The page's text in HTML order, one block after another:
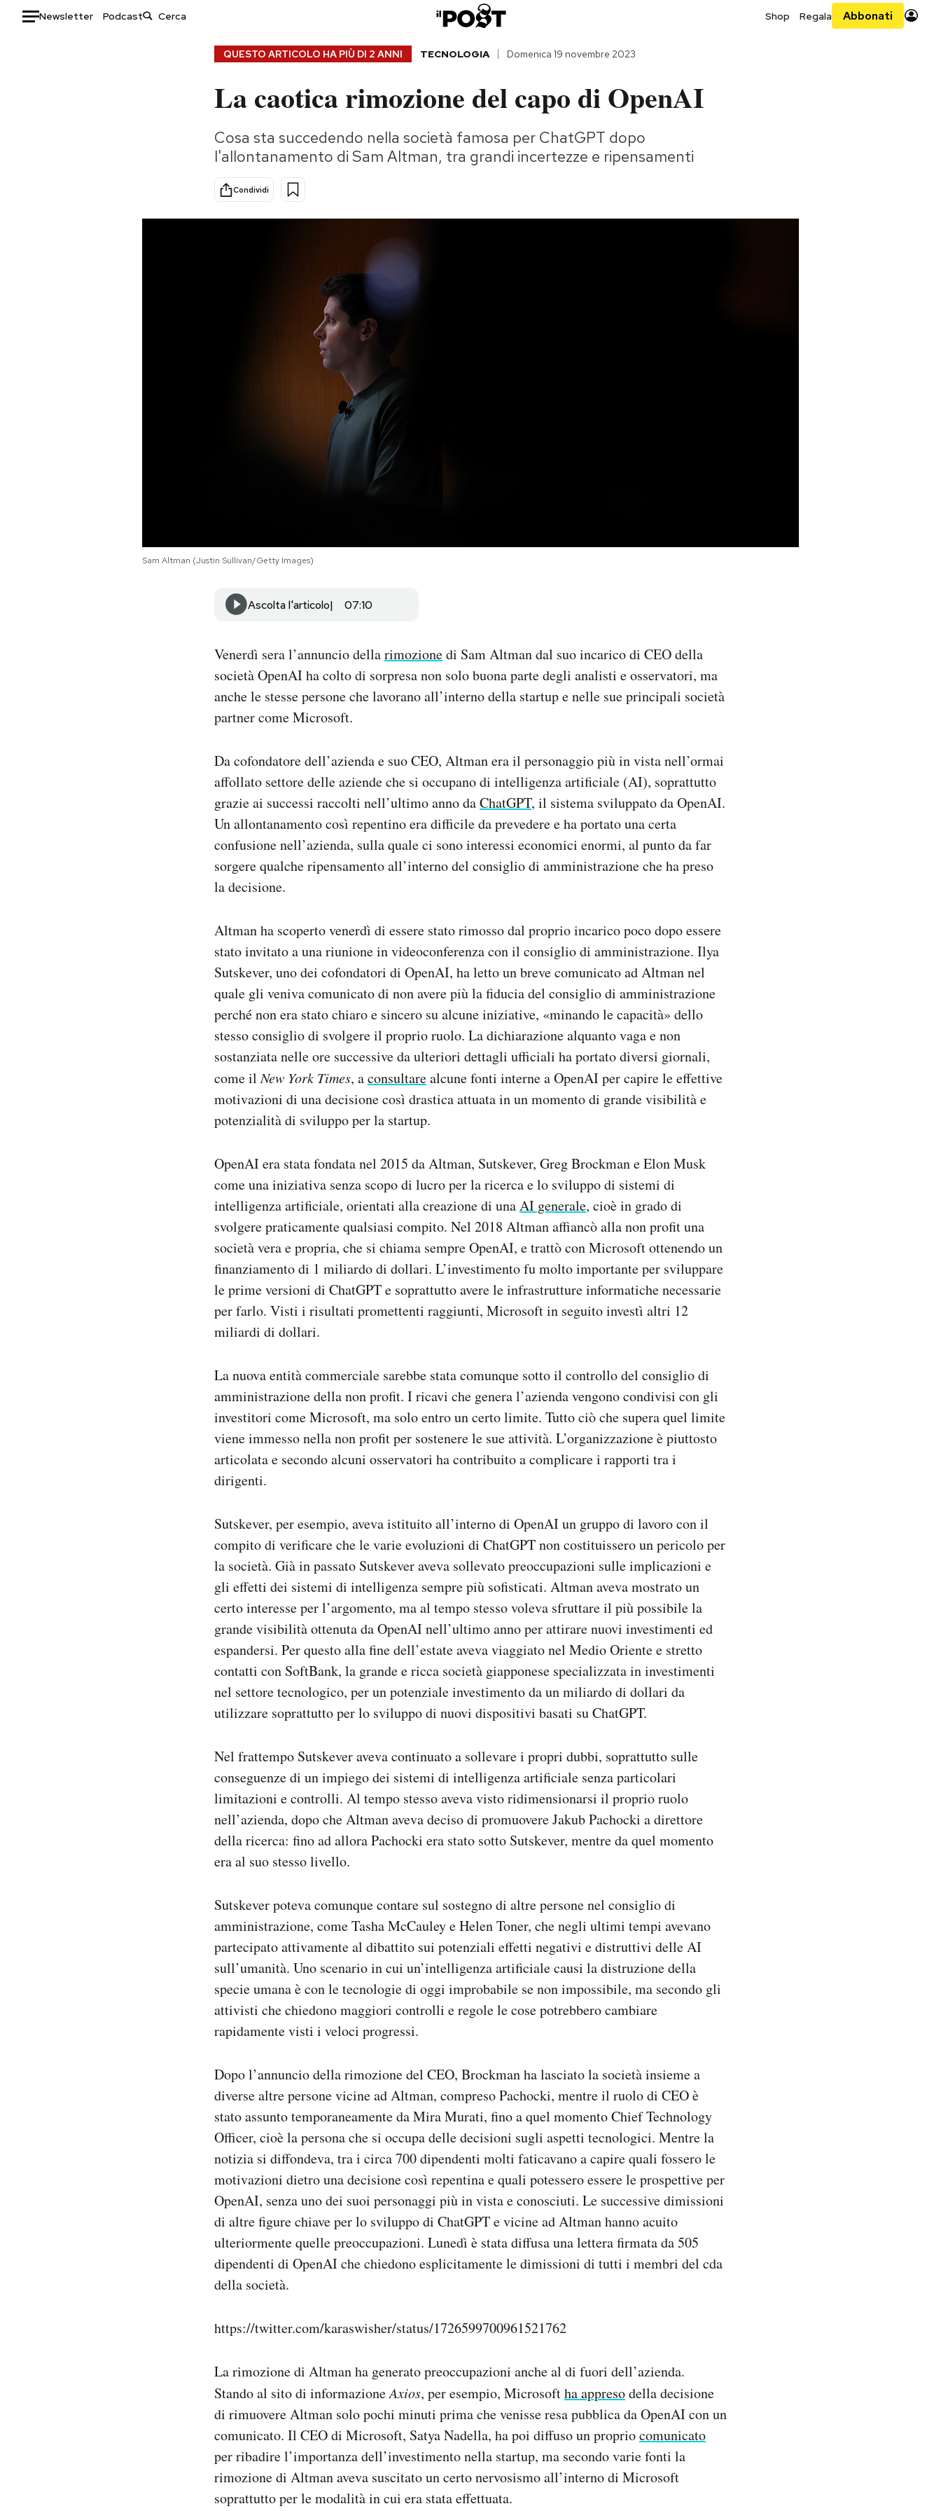
Newsletter Podcast Shop Regala Abbonati
Consumismi
Storie/Idee
Ok Boomer!
Media
QUESTO ARTICOLO HA PIÙ DI 2 ANNI TECNOLOGIA Domenica 19 novembre 2023
La caotica rimozione del capo di OpenAI
Cosa sta succedendo nella società famosa per ChatGPT dopo
l'allontanamento di Sam Altman, tra grandi incertezze e ripensamenti
Condividi
Sam Altman (Justin Sullivan/Getty Images)
Ascolta l'articolo 07:10
Venerdì sera l’annuncio dellarimozionedi Sam Altman dal suo incarico di CEO della
società OpenAI ha colto di sorpresa non solo buona parte degli analisti e osservatori, ma
anche le stesse persone che lavorano all’interno della startup e nelle sue principali società
partner come Microsoft.
Da cofondatore dell’azienda e suo CEO, Altman era il personaggio più in vista nell’ormai
affollato settore delle aziende che si occupano di intelligenza artificiale (AI), soprattutto
grazie ai successi raccolti nell’ultimo anno daChatGPT, il sistema sviluppato da OpenAI.
Un allontanamento così repentino era difficile da prevedere e ha portato una certa
confusione nell’azienda, sulla quale ci sono interessi economici enormi, al punto da far
sorgere qualche ripensamento all’interno del consiglio di amministrazione che ha preso
la decisione.
Altman ha scoperto venerdì di essere stato rimosso dal proprio incarico poco dopo essere
stato invitato a una riunione in videoconferenza con il consiglio di amministrazione. Ilya
Sutskever, uno dei cofondatori di OpenAI, ha letto un breve comunicato ad Altman nel
quale gli veniva comunicato di non avere più la fiducia del consiglio di amministrazione
perché non era stato chiaro e sincero su alcune iniziative, «minando le capacità» dello
stesso consiglio di svolgere il proprio ruolo. La dichiarazione alquanto vaga e non
sostanziata nelle ore successive da ulteriori dettagli ufficiali ha portato diversi giornali,
come ilNew York Times, aconsultarealcune fonti interne a OpenAI per capire le effettive
motivazioni di una decisione così drastica attuata in un momento di grande visibilità e
potenzialità di sviluppo per la startup.
OpenAI era stata fondata nel 2015 da Altman, Sutskever, Greg Brockman e Elon Musk
come una iniziativa senza scopo di lucro per la ricerca e lo sviluppo di sistemi di
intelligenza artificiale, orientati alla creazione di unaAI generale, cioè in grado di
svolgere praticamente qualsiasi compito. Nel 2018 Altman affiancò alla non profit una
società vera e propria, che si chiama sempre OpenAI, e trattò con Microsoft ottenendo un
finanziamento di 1 miliardo di dollari. L’investimento fu molto importante per sviluppare
le prime versioni di ChatGPT e soprattutto avere le infrastrutture informatiche necessarie
per farlo. Visti i risultati promettenti raggiunti, Microsoft in seguito investì altri 12
miliardi di dollari.
La nuova entità commerciale sarebbe stata comunque sotto il controllo del consiglio di
amministrazione della non profit. I ricavi che genera l’azienda vengono condivisi con gli
investitori come Microsoft, ma solo entro un certo limite. Tutto ciò che supera quel limite
viene immesso nella non profit per sostenere le sue attività. L’organizzazione è piuttosto
articolata e secondo alcuni osservatori ha contribuito a complicare i rapporti tra i
dirigenti.
Sutskever, per esempio, aveva istituito all’interno di OpenAI un gruppo di lavoro con il
compito di verificare che le varie evoluzioni di ChatGPT non costituissero un pericolo per
la società. Già in passato Sutskever aveva sollevato preoccupazioni sulle implicazioni e
gli effetti dei sistemi di intelligenza sempre più sofisticati. Altman aveva mostrato un
certo interesse per l’argomento, ma al tempo stesso voleva sfruttare il più possibile la
grande visibilità ottenuta da OpenAI nell’ultimo anno per attirare nuovi investimenti ed
espandersi. Per questo alla fine dell’estate aveva viaggiato nel Medio Oriente e stretto
contatti con SoftBank, la grande e ricca società giapponese specializzata in investimenti
nel settore tecnologico, per un potenziale investimento da un miliardo di dollari da
utilizzare soprattutto per lo sviluppo di nuovi dispositivi basati su ChatGPT.
Nel frattempo Sutskever aveva continuato a sollevare i propri dubbi, soprattutto sulle
conseguenze di un impiego dei sistemi di intelligenza artificiale senza particolari
limitazioni e controlli. Al tempo stesso aveva visto ridimensionarsi il proprio ruolo
nell’azienda, dopo che Altman aveva deciso di promuovere Jakub Pachocki a direttore
della ricerca: fino ad allora Pachocki era stato sotto Sutskever, mentre da quel momento
era al suo stesso livello.
Sutskever poteva comunque contare sul sostegno di altre persone nel consiglio di
amministrazione, come Tasha McCauley e Helen Toner, che negli ultimi tempi avevano
partecipato attivamente al dibattito sui potenziali effetti negativi e distruttivi delle AI
sull’umanità. Uno scenario in cui un’intelligenza artificiale causi la distruzione della
specie umana è con le tecnologie di oggi improbabile se non impossibile, ma secondo gli
attivisti che chiedono maggiori controlli e regole le cose potrebbero cambiare
rapidamente visti i veloci progressi.
Dopo l’annuncio della rimozione del CEO, Brockman ha lasciato la società insieme a
diverse altre persone vicine ad Altman, compreso Pachocki, mentre il ruolo di CEO è
stato assunto temporaneamente da Mira Murati, fino a quel momento Chief Technology
Officer, cioè la persona che si occupa delle decisioni sugli aspetti tecnologici. Mentre la
notizia si diffondeva, tra i circa 700 dipendenti molti faticavano a capire quali fossero le
motivazioni dietro una decisione così repentina e quali potessero essere le prospettive per
OpenAI, senza uno dei suoi personaggi più in vista e conosciuti. Le successive dimissioni
di altre figure chiave per lo sviluppo di ChatGPT e vicine ad Altman hanno acuito
ulteriormente quelle preoccupazioni. Lunedì è stata diffusa una lettera firmata da 505
dipendenti di OpenAI che chiedono esplicitamente le dimissioni di tutti i membri del cda
della società.
https://twitter.com/karaswisher/status/1726599700961521762
La rimozione di Altman ha generato preoccupazioni anche al di fuori dell’azienda.
Stando al sito di informazioneAxios, per esempio, Microsoftha appresodella decisione
di rimuovere Altman solo pochi minuti prima che venisse resa pubblica da OpenAI con un
comunicato. Il CEO di Microsoft, Satya Nadella, ha poi diffuso un propriocomunicato
per ribadire l’importanza dell’investimento nella startup, ma secondo varie fonti la
rimozione di Altman aveva suscitato un certo nervosismo all’interno di Microsoft
soprattutto per le modalità in cui era stata effettuata.